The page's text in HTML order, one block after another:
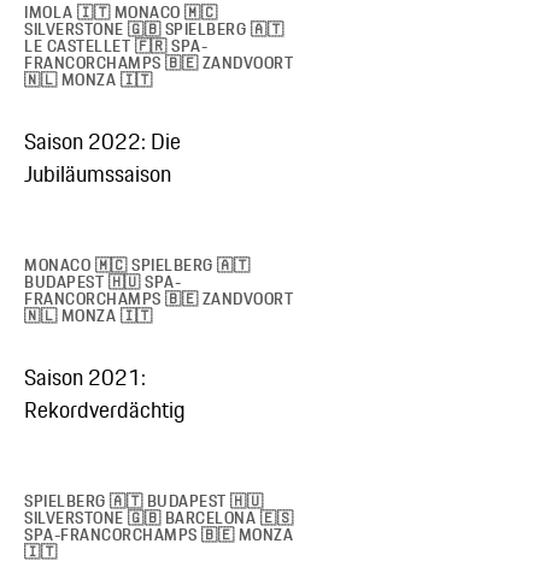
IMOLA 🇮🇹 MONACO 🇲🇨
SILVERSTONE 🇬🇧 SPIELBERG 🇦🇹
LE CASTELLET 🇫🇷 SPA-
FRANCORCHAMPS 🇧🇪 ZANDVOORT
🇳🇱 MONZA 🇮🇹
Saison 2022: Die
Jubiläumssaison
MONACO 🇲🇨 SPIELBERG 🇦🇹
BUDAPEST 🇭🇺 SPA-
FRANCORCHAMPS 🇧🇪 ZANDVOORT
🇳🇱 MONZA 🇮🇹
Saison 2021:
Rekordverdächtig
SPIELBERG 🇦🇹 BUDAPEST 🇭🇺
SILVERSTONE 🇬🇧 BARCELONA 🇪🇸
SPA-FRANCORCHAMPS 🇧🇪 MONZA
🇮🇹